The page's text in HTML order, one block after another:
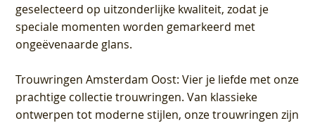
geselecteerd op uitzonderlijke kwaliteit, zodat je
speciale momenten worden gemarkeerd met
ongeëvenaarde glans.
Trouwringen Amsterdam Oost: Vier je liefde met onze
prachtige collectie trouwringen. Van klassieke
ontwerpen tot moderne stijlen, onze trouwringen zijn